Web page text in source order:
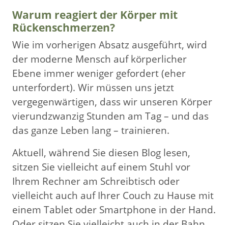
Warum reagiert der Körper mit
Rückenschmerzen?
Wie im vorherigen Absatz ausgeführt, wird
der moderne Mensch auf körperlicher
Ebene immer weniger gefordert (eher
unterfordert). Wir müssen uns jetzt
vergegenwärtigen, dass wir unseren Körper
vierundzwanzig Stunden am Tag – und das
das ganze Leben lang – trainieren.
Aktuell, während Sie diesen Blog lesen,
sitzen Sie vielleicht auf einem Stuhl vor
Ihrem Rechner am Schreibtisch oder
vielleicht auch auf Ihrer Couch zu Hause mit
einem Tablet oder Smartphone in der Hand.